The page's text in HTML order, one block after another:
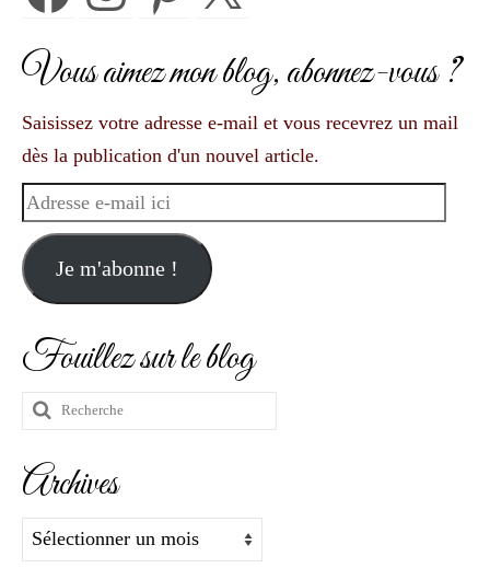
Vous aimez mon blog, abonnez-vous ?
Saisissez votre adresse e-mail et vous recevrez un mail
dès la publication d'un nouvel article.
Adresse
mail
ici
Je m'abonne !
Fouillez sur le blog
Rechercher
Archives
Archives